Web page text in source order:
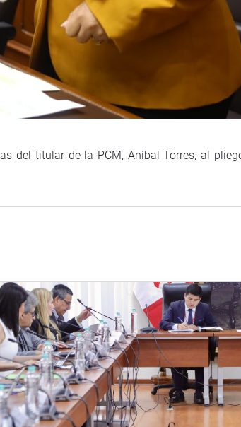
del titular de la PCM, Aníbal Torres, al